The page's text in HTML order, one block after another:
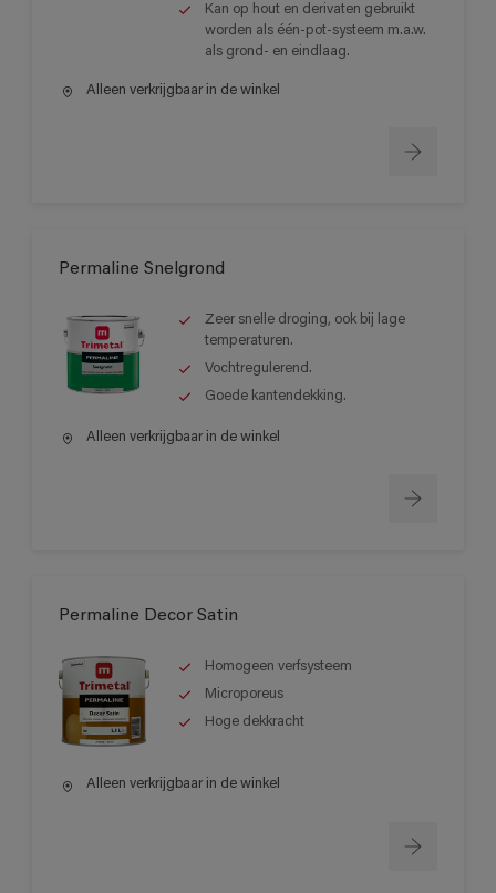
Kan op hout en derivaten gebruikt
worden als één-pot-systeem m.a.w.
als grond- en eindlaag.
Alleen verkrijgbaar in de winkel
Permaline Snelgrond
Zeer snelle droging, ook bij lage
temperaturen.
Vochtregulerend.
Goede kantendekking.
Alleen verkrijgbaar in de winkel
Permaline Decor Satin
Homogeen verfsysteem
Microporeus
Hoge dekkracht
Alleen verkrijgbaar in de winkel